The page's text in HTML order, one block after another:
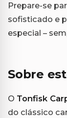
Prepare-se
sofisticado e
especial –
Sobre
O Tonfisk
do clássico